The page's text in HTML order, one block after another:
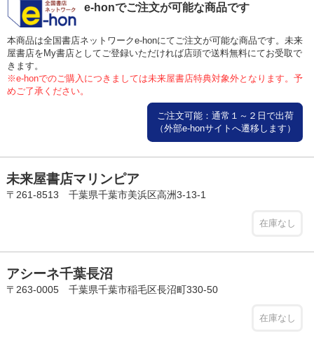
e-honでご注文が可能な商品です
本商品は全国書店ネットワークe-honにてご注文が可能な商品です。未来
屋書店をMy書店としてご登録いただければ店頭で送料無料にてお受取で
きます。
※e-honでのご購入につきましては未来屋書店特典対象外となります。予
めご了承ください。
ご注文可能：通常１～２日で出荷
（外部e-honサイトへ遷移します）
未来屋書店マリンピア
〒261-8513 千葉県千葉市美浜区高洲3-13-1
在庫なし
アシーネ千葉長沼
〒263-0005 千葉県千葉市稲毛区長沼町330-50
在庫なし